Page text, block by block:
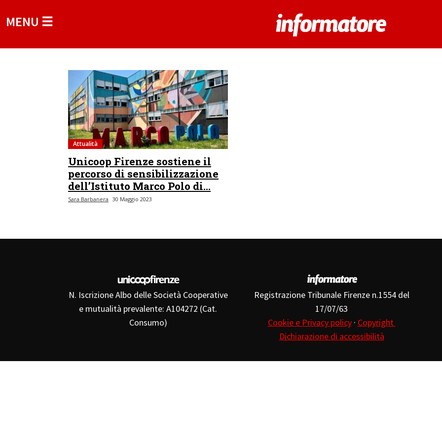
MENU ☰
Attualità
Unicoop Firenze sostiene il
percorso di sensibilizzazione
dell’Istituto Marco Polo di...
Sara Barbanera 30 Maggio 2023
N. Iscrizione Albo delle Società Cooperative
e mutualità prevalente: A104272 (Cat.
Consumo)
Registrazione Tribunale Firenze n.1554 del
17/07/63
Cookie e Privacy policy· Copyright
Dichiarazione di accessibilità